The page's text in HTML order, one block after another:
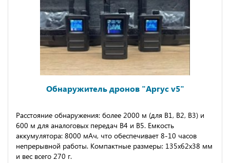
Обнаружитель дронов "Аргус v5"
Расстояние обнаружения: более 2000 м (для В1, В2, В3) и
600 м для аналоговых передач В4 и В5. Емкость
аккумулятора: 8000 мАч, что обеспечивает 8-10 часов
непрерывной работы. Компактные размеры: 135х62х38 мм
и вес всего 270 г.